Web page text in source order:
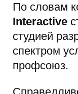
По словам
Interactive
студией
спектром
профсоюз.